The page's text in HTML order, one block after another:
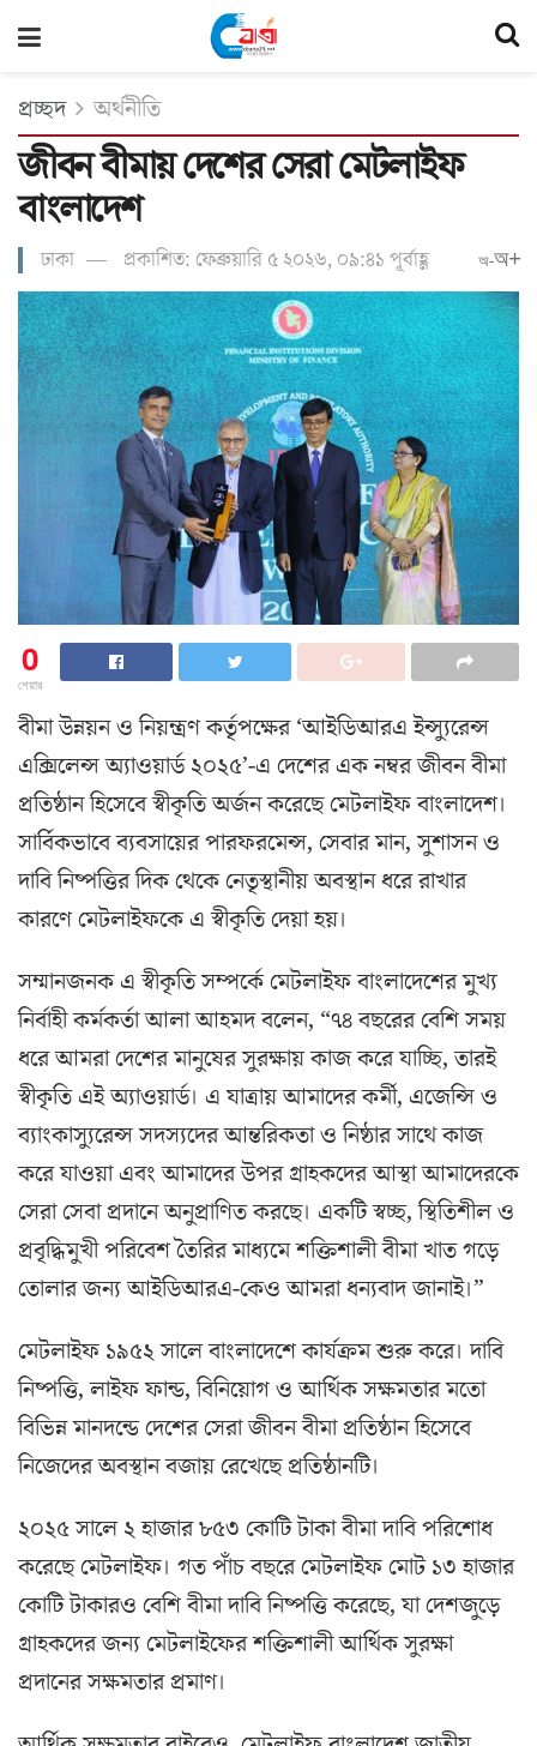
প্রচ্ছদ অর্থনীতি
জীবন বীমায় দেশের সেরা মেটলাইফ
বাংলাদেশ
ঢাকা প্রকাশিত: ফেব্রুয়ারি ৫ ২০২৬, ০৯:৪১ পূর্বাহ্ণ অ-অ+
0
শেয়ার
বীমা উন্নয়ন ও নিয়ন্ত্রণ কর্তৃপক্ষের ‘আইডিআরএ ইন্স্যুরেন্স
এক্সিলেন্স অ্যাওয়ার্ড ২০২৫’-এ দেশের এক নম্বর জীবন বীমা
প্রতিষ্ঠান হিসেবে স্বীকৃতি অর্জন করেছে মেটলাইফ বাংলাদেশ।
সার্বিকভাবে ব্যবসায়ের পারফরমেন্স, সেবার মান, সুশাসন ও
দাবি নিষ্পত্তির দিক থেকে নেতৃস্থানীয় অবস্থান ধরে রাখার
কারণে মেটলাইফকে এ স্বীকৃতি দেয়া হয়।
সম্মানজনক এ স্বীকৃতি সম্পর্কে মেটলাইফ বাংলাদেশের মুখ্য
নির্বাহী কর্মকর্তা আলা আহমদ বলেন, “৭৪ বছরের বেশি সময়
ধরে আমরা দেশের মানুষের সুরক্ষায় কাজ করে যাচ্ছি, তারই
স্বীকৃতি এই অ্যাওয়ার্ড। এ যাত্রায় আমাদের কর্মী, এজেন্সি ও
ব্যাংকাস্যুরেন্স সদস্যদের আন্তরিকতা ও নিষ্ঠার সাথে কাজ
করে যাওয়া এবং আমাদের উপর গ্রাহকদের আস্থা আমাদেরকে
সেরা সেবা প্রদানে অনুপ্রাণিত করছে। একটি স্বচ্ছ, স্থিতিশীল ও
প্রবৃদ্ধিমুখী পরিবেশ তৈরির মাধ্যমে শক্তিশালী বীমা খাত গড়ে
তোলার জন্য আইডিআরএ-কেও আমরা ধন্যবাদ জানাই।”
মেটলাইফ ১৯৫২ সালে বাংলাদেশে কার্যক্রম শুরু করে। দাবি
নিষ্পত্তি, লাইফ ফান্ড, বিনিয়োগ ও আর্থিক সক্ষমতার মতো
বিভিন্ন মানদন্ডে দেশের সেরা জীবন বীমা প্রতিষ্ঠান হিসেবে
নিজেদের অবস্থান বজায় রেখেছে প্রতিষ্ঠানটি।
২০২৫ সালে ২ হাজার ৮৫৩ কোটি টাকা বীমা দাবি পরিশোধ
করেছে মেটলাইফ। গত পাঁচ বছরে মেটলাইফ মোট ১৩ হাজার
কোটি টাকারও বেশি বীমা দাবি নিষ্পত্তি করেছে, যা দেশজুড়ে
গ্রাহকদের জন্য মেটলাইফের শক্তিশালী আর্থিক সুরক্ষা
প্রদানের সক্ষমতার প্রমাণ।